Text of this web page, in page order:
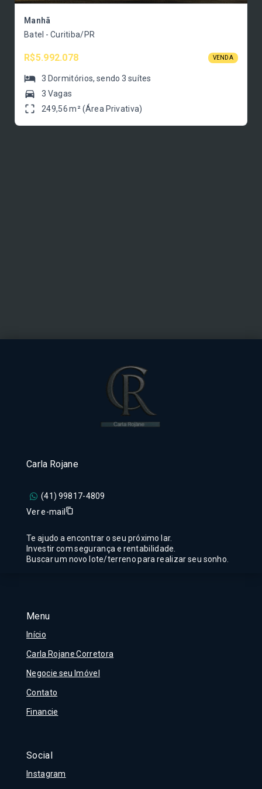
Manhã
Batel - Curitiba/PR
R$5.992.078 VENDA
3 Dormitórios, sendo3 suítes
3 Vagas
249,56 m² (Área Privativa)
Menu
Início
Carla Rojane Corretora
Negocie seu Imóvel
Contato
Financie
Social
Instagram
Carla Rojane
(41) 99817-4809
Ver e-mail
Te ajudo a encontrar o seu próximo lar.
Investir com segurança e rentabilidade.
Buscar um novo lote/terreno para realizar seu sonho.